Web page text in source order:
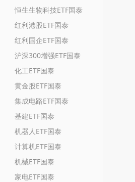
恒生生物科技ETF国泰
红利港股ETF国泰
红利国企ETF国泰
沪深300增强ETF国泰
化工ETF国泰
黄金股ETF国泰
集成电路ETF国泰
基建ETF国泰
机器人ETF国泰
计算机ETF国泰
机械ETF国泰
家电ETF国泰